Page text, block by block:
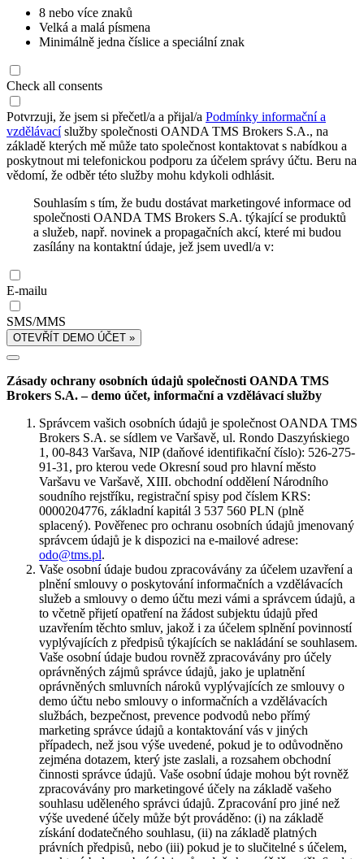
8 nebo více znaků
Velká a malá písmena
Minimálně jedna číslice a speciální znak
Check all consents
Potvrzuji, že jsem si přečetl/a a přijal/a Podmínky informační a
vzdělávacíslužby společnosti OANDA TMS Brokers S.A., na
základě kterých mě může tato společnost kontaktovat s nabídkou a
poskytnout mi telefonickou podporu za účelem správy účtu. Beru na
vědomí, že odběr této služby mohu kdykoli odhlásit.
Souhlasím s tím, že budu dostávat marketingové informace od
společnosti OANDA TMS Brokers S.A. týkající se produktů
a služeb, např. novinek a propagačních akcí, které mi budou
zasílány na kontaktní údaje, jež jsem uvedl/a v:
E-mailu
SMS/MMS
OTEVŘÍT DEMO ÚČET »
Zásady ochrany osobních údajů společnosti OANDA TMS
Brokers S.A. – demo účet, informační a vzdělávací služby
Správcem vašich osobních údajů je společnost OANDA TMS
Brokers S.A. se sídlem ve Varšavě, ul. Rondo Daszyńskiego
1, 00-843 Varšava, NIP (daňové identifikační číslo): 526-275-
91-31, pro kterou vede Okresní soud pro hlavní město
Varšavu ve Varšavě, XIII. obchodní oddělení Národního
soudního rejstříku, registrační spisy pod číslem KRS:
0000204776, základní kapitál 3 537 560 PLN (plně
splacený). Pověřenec pro ochranu osobních údajů jmenovaný
správcem údajů je k dispozici na e-mailové adrese:
odo@tms.pl.
Vaše osobní údaje budou zpracovávány za účelem uzavření a
plnění smlouvy o poskytování informačních a vzdělávacích
služeb a smlouvy o demo účtu mezi vámi a správcem údajů, a
to včetně přijetí opatření na žádost subjektu údajů před
uzavřením těchto smluv, jakož i za účelem splnění povinností
vyplývajících z předpisů týkajících se nakládání se souhlasem.
Vaše osobní údaje budou rovněž zpracovávány pro účely
oprávněných zájmů správce údajů, jako je uplatnění
oprávněných smluvních nároků vyplývajících ze smlouvy o
demo účtu nebo smlouvy o informačních a vzdělávacích
službách, bezpečnost, prevence podvodů nebo přímý
marketing správce údajů a kontaktování vás v jiných
případech, než jsou výše uvedené, pokud je to odůvodněno
zejména dotazem, který jste zaslali, a rozsahem obchodní
činnosti správce údajů. Vaše osobní údaje mohou být rovněž
zpracovávány pro marketingové účely na základě vašeho
souhlasu uděleného správci údajů. Zpracování pro jiné než
výše uvedené účely může být prováděno: (i) na základě
získání dodatečného souhlasu, (ii) na základě platných
právních předpisů, nebo (iii) pokud je to slučitelné s účelem,